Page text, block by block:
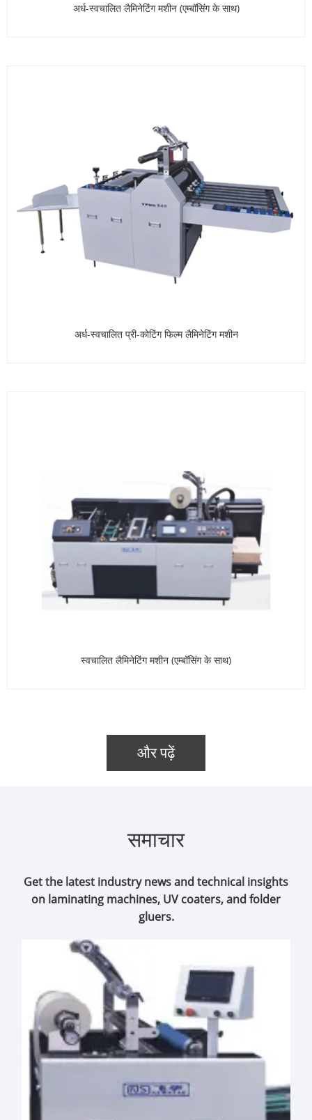
अर्ध-स्वचालित लैमिनेटिंग मशीन (एम्बॉसिंग के साथ)
अर्ध-स्वचालित प्री-कोटिंग फिल्म लैमिनेटिंग मशीन
स्वचालित लैमिनेटिंग मशीन (एम्बॉसिंग के साथ)
और पढ़ें
समाचार
Get the latest industry news and technical insights
on laminating machines, UV coaters, and folder
gluers.